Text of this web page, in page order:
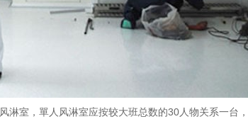
淋室，單人风淋室应按较大班总数的30人物关系一